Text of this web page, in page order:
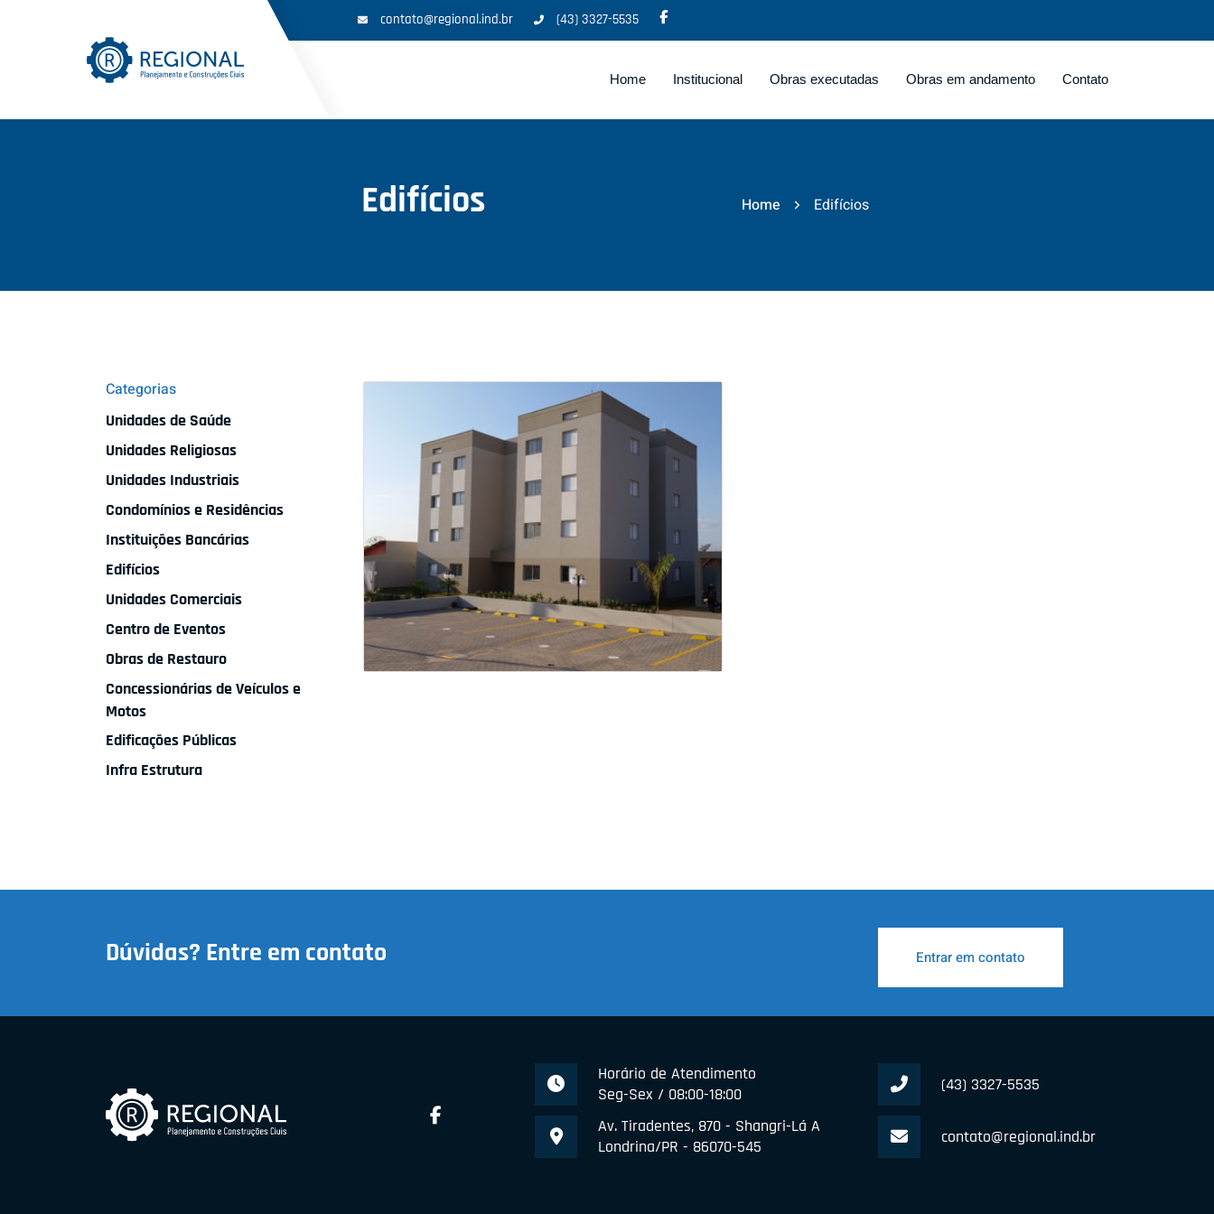
contato@regional.ind.br (43) 3327-5535
Home Institucional Obras executadas Obras em andamento Contato
Edifícios Home Edifícios
Categorias
Unidades de Saúde
Unidades Religiosas
Unidades Industriais
Condomínios e Residências
Instituições Bancárias
Edifícios
Unidades Comerciais
Centro de Eventos
Obras de Restauro
Concessionárias de Veículos e
Motos
Edificações Públicas
Infra Estrutura
Dúvidas? Entre em contato Entrar em contato
Horário de Atendimento
Seg-Sex / 08:00-18:00
Av. Tiradentes, 870 - Shangri-Lá A
Londrina/PR - 86070-545
(43) 3327-5535
contato@regional.ind.br